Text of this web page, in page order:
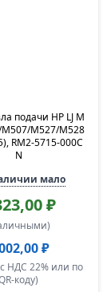
подачи HP LJ M
M527/M528
RM2-5715-000C
N
мало
₽
₽
НДС 22% или по
коду)